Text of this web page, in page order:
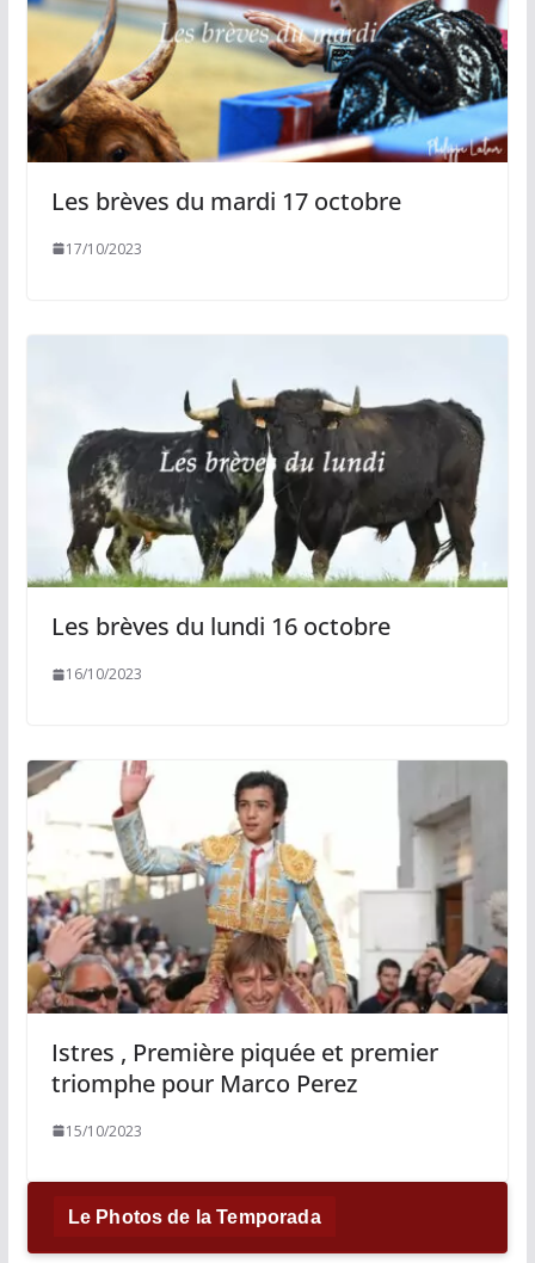
Les brèves du mardi 17 octobre
17/10/2023
Les brèves du lundi 16 octobre
16/10/2023
Istres , Première piquée et premier
triomphe pour Marco Perez
15/10/2023
Le Photos de la Temporada